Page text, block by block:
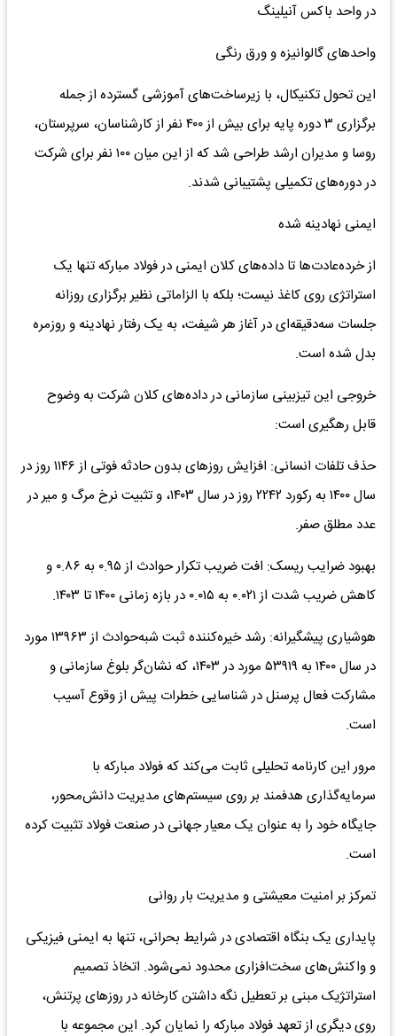
در واحد باکس آنیلینگ
واحدهای گالوانیزه و ورق رنگی
این تحول تکنیکال، با زیرساخت‌های آموزشی گسترده از جمله
برگزاری ۳ دوره پایه برای بیش از ۴۰۰ نفر از کارشناسان، سرپرستان،
روسا و مدیران ارشد طراحی شد که از این میان ۱۰۰ نفر برای شرکت
در دوره‌های تکمیلی پشتیبانی شدند.
ایمنی نهادینه شده
از خرده‌عادت‌ها تا داده‌های کلان ایمنی در فولاد مبارکه تنها یک
استراتژی روی کاغذ نیست؛ بلکه با الزاماتی نظیر برگزاری روزانه
جلسات سه‌دقیقه‌ای در آغاز هر شیفت، به یک رفتار نهادینه و روزمره
بدل شده است.
خروجی این تیزبینی سازمانی در داده‌های کلان شرکت به وضوح
قابل رهگیری است:
حذف تلفات انسانی: افزایش روزهای بدون حادثه فوتی از ۱۱۴۶ روز در
سال ۱۴۰۰ به رکورد ۲۲۴۲ روز در سال ۱۴۰۳، و تثبیت نرخ مرگ و میر در
عدد مطلق صفر.
بهبود ضرایب ریسک: افت ضریب تکرار حوادث از ۰.۹۵ به ۰.۸۶ و
کاهش ضریب شدت از ۰.۰۲۱ به ۰.۰۱۵ در بازه زمانی ۱۴۰۰ تا ۱۴۰۳.
هوشیاری پیشگیرانه: رشد خیره‌کننده ثبت شبه‌حوادث از ۱۳۹۶۳ مورد
در سال ۱۴۰۰ به ۵۳۹۱۹ مورد در ۱۴۰۳، که نشان‌گر بلوغ سازمانی و
مشارکت فعال پرسنل در شناسایی خطرات پیش از وقوع آسیب
است.
مرور این کارنامه تحلیلی ثابت می‌کند که فولاد مبارکه با
سرمایه‌گذاری هدفمند بر روی سیستم‌های مدیریت دانش‌محور،
جایگاه خود را به عنوان یک معیار جهانی در صنعت فولاد تثبیت کرده
است.
تمرکز بر امنیت معیشتی و مدیریت بار روانی
پایداری یک بنگاه اقتصادی در شرایط بحرانی، تنها به ایمنی فیزیکی
و واکنش‌های سخت‌افزاری محدود نمی‌شود. اتخاذ تصمیم
استراتژیک مبنی بر تعطیل نگه داشتن کارخانه در روزهای پرتنش،
روی دیگری از تعهد فولاد مبارکه را نمایان کرد. این مجموعه با